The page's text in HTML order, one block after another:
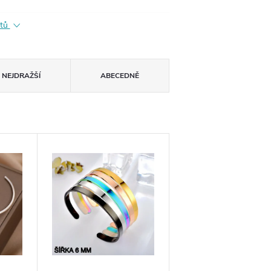
NEJDRAŽŠÍ ABECEDNĚ